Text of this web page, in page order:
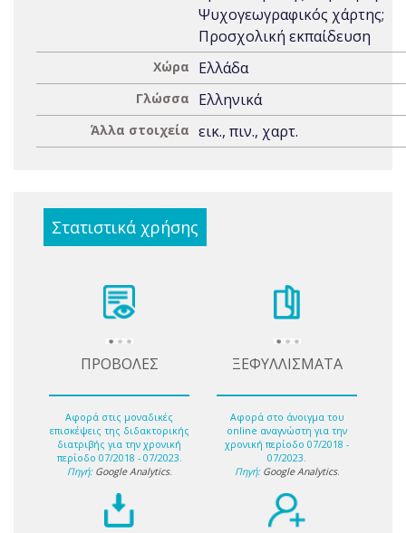
Ψυχογεωγραφικός χάρτης;
Προσχολική εκπαίδευση
Χώρα Ελλάδα
Γλώσσα Ελληνικά
Άλλα στοιχεία εικ., πιν., χαρτ.
Στατιστικά χρήσης
ΠΡΟΒΟΛΕΣ
Αφορά στις μοναδικές
επισκέψεις της διδακτορικής
διατριβής για την χρονική
περίοδο 07/2018 - 07/2023.
Πηγή: Google Analytics.
ΞΕΦΥΛΛΙΣΜΑΤΑ
Αφορά στο άνοιγμα του
online αναγνώστη για την
χρονική περίοδο 07/2018 -
07/2023.
Πηγή: Google Analytics.